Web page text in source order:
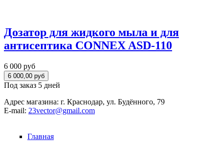
Дозатор для жидкого мыла и для
антисептика CONNEX ASD-110
6 000 руб
Под заказ 5 дней
Адрес магазина: г. Краснодар, ул. Будённого, 79
E-mail: 23vector@gmail.com
Главная